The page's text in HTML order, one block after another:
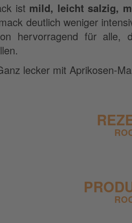
ist mild, leicht salzig,
deutlich weniger
hervorragend für
lecker mit Aprikosen-